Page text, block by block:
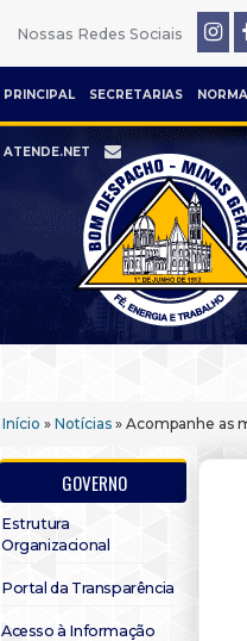
Nossas Redes Sociais
PRINCIPAL SECRETARIAS
ATENDE.NET
Início » Notícias » Acompanhe as
GOVERNO
Estrutura
Organizacional
Portal da Transparência
Acesso à Informação